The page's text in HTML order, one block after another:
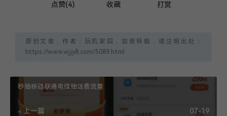
点赞(4) 收藏 打赏
原创文章，作者：玩机家园，如若转载，请注明出处：
https://www.wjjy8.com/5089.html
秒抽移动联通电信抽话费流量
« 上一篇 07-19